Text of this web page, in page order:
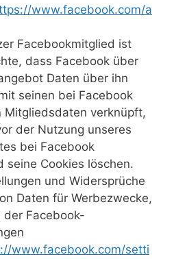
www.facebook.com/a
Facebookmitglied ist
dass Facebook über
Daten über ihn
seinen bei Facebook
Mitgliedsdaten verknüpft,
der Nutzung unseres
bei Facebook
seine Cookies löschen.
und Widersprüche
Daten für Werbezwecke,
der Facebook-
www.facebook.com/setti